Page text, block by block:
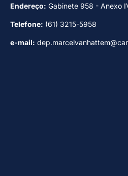
Endereço: Gabinete 958 - Anexo
Telefone: (61) 3215-5958
e-mail: